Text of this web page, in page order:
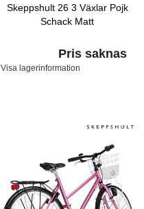
Skeppshult 26 3 Växlar Pojk
Schack Matt
Pris saknas
Visa lagerinformation